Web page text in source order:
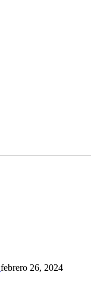
febrero 26, 2024